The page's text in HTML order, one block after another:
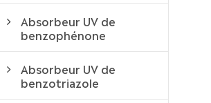
Absorbeur UV de
benzophénone
Absorbeur UV de
benzotriazole